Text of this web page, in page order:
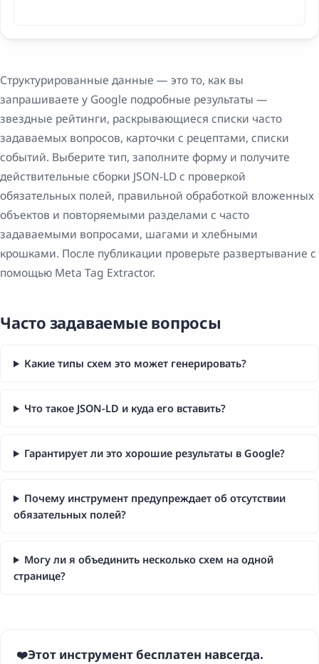
Структурированные данные — это то, как вы
запрашиваете у Google подробные результаты —
звездные рейтинги, раскрывающиеся списки часто
задаваемых вопросов, карточки с рецептами, списки
событий. Выберите тип, заполните форму и получите
действительные сборки JSON-LD с проверкой
обязательных полей, правильной обработкой вложенных
объектов и повторяемыми разделами с часто
задаваемыми вопросами, шагами и хлебными
крошками. После публикации проверьте развертывание с
помощью Meta Tag Extractor.
Часто задаваемые вопросы
Какие типы схем это может генерировать?
Что такое JSON-LD и куда его вставить?
Гарантирует ли это хорошие результаты в Google?
Почему инструмент предупреждает об отсутствии
обязательных полей?
Могу ли я объединить несколько схем на одной
странице?
❤️Этот инструмент бесплатен навсегда.